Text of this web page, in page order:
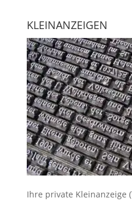
KLEINANZEIGEN
Ihre private Kleinanzeige